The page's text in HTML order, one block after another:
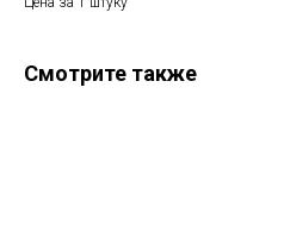
Смотрите также